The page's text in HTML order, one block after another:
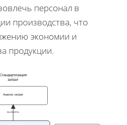
персонал в
производства, что
экономии и
продукции.
Стандартизация
затрат
Анализ затрат
выявлять